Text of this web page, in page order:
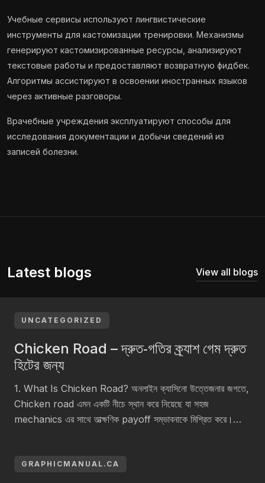
Учебные сервисы используют лингвистические
инструменты для кастомизации тренировки. Механизмы
генерируют кастомизированные ресурсы, анализируют
текстовые работы и предоставляют возвратную фидбек.
Алгоритмы ассистируют в освоении иностранных языков
через активные разговоры.
Врачебные учреждения эксплуатируют способы для
исследования документации и добычи сведений из
записей болезни.
Latest blogs View all blogs
UNCATEGORIZED
Chicken Road – দ্রুত‑গতির ক্র্যাশ গেম দ্রুত
হিটের জন্য
1. What Is Chicken Road? অনলাইন ক্যাসিনো উত্তেজনার জগতে,
Chicken road এমন একটি নীচে স্থান করে নিয়েছে যা সহজ
mechanics এর সাথে তাত্ক্ষণিক payoff সম্ভাবনাকে মিশ্রিত করে।
পদক্ষেপে পাখিটি multiplier বাড়ায়; প্রতিটি ভুলে রাউন্ড […]
GRAPHICMANUAL.CA